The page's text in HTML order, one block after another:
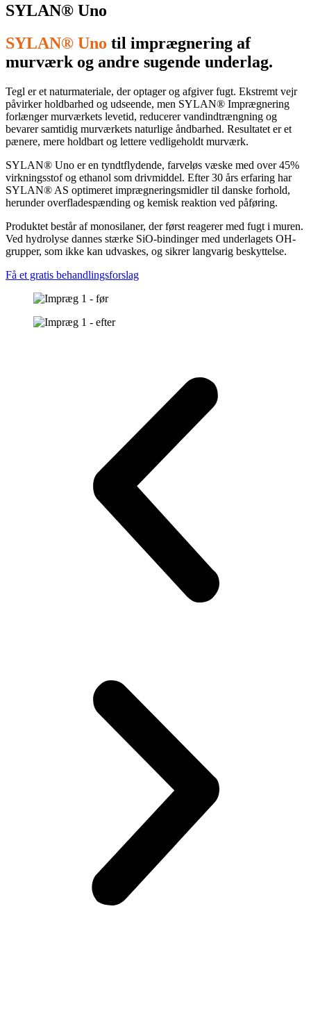
SYLAN® Uno
SYLAN® Uno til imprægnering af
murværk og andre sugende underlag.
Tegl er et naturmateriale, der optager og afgiver fugt. Ekstremt vejr
påvirker holdbarhed og udseende, men SYLAN® Imprægnering
forlænger murværkets levetid, reducerer vandindtrængning og
bevarer samtidig murværkets naturlige åndbarhed. Resultatet er et
pænere, mere holdbart og lettere vedligeholdt murværk.
SYLAN® Uno er en tyndtflydende, farveløs væske med over 45%
virkningsstof og ethanol som drivmiddel. Efter 30 års erfaring har
SYLAN® AS optimeret imprægneringsmidler til danske forhold,
herunder overfladespænding og kemisk reaktion ved påføring.
Produktet består af monosilaner, der først reagerer med fugt i muren.
Ved hydrolyse dannes stærke SiO-bindinger med underlagets OH-
grupper, som ikke kan udvaskes, og sikrer langvarig beskyttelse.
Få et gratis behandlingsforslag